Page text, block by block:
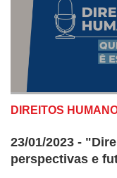
DIREITOS
23/01/2023 -
perspectivas e